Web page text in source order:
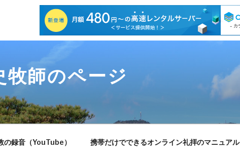
牧師のページ
の録音（YouTube） 携帯だけでできるオンライン礼拝のマニュアル